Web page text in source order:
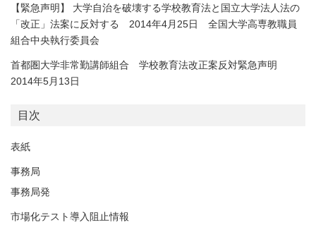
【緊急声明】 大学自治を破壊する学校教育法と国立大学法人法の
「改正」法案に反対する 2014年4月25日 全国大学高専教職員
組合中央執行委員会
首都圏大学非常勤講師組合 学校教育法改正案反対緊急声明
2014年5月13日
目次
表紙
事務局
事務局発
市場化テスト導入阻止情報